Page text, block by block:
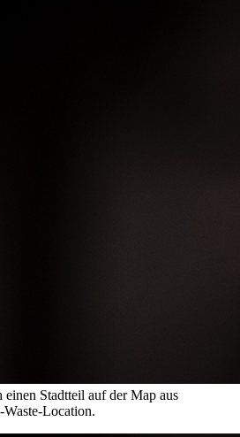
einen Stadtteil auf der Map aus
Location.